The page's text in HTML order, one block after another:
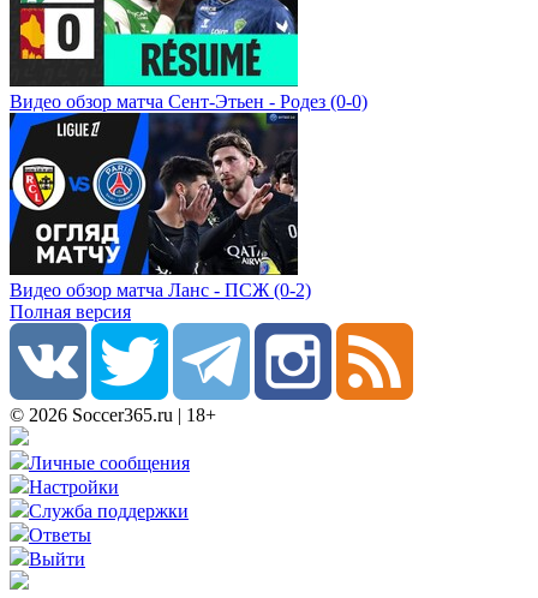
Видео обзор матча Сент-Этьен - Родез (0-0)
Видео обзор матча Ланс - ПСЖ (0-2)
Полная версия
© 2026 Soccer365.ru | 18+
Личные сообщения
Настройки
Служба поддержки
Ответы
Выйти